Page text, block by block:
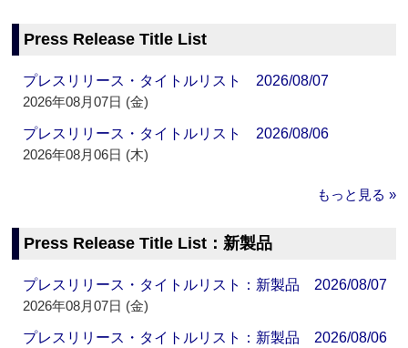
Press Release Title List
プレスリリース・タイトルリスト 2026/08/07
2026年08月07日 (金)
プレスリリース・タイトルリスト 2026/08/06
2026年08月06日 (木)
もっと見る »
Press Release Title List：新製品
プレスリリース・タイトルリスト：新製品 2026/08/07
2026年08月07日 (金)
プレスリリース・タイトルリスト：新製品 2026/08/06